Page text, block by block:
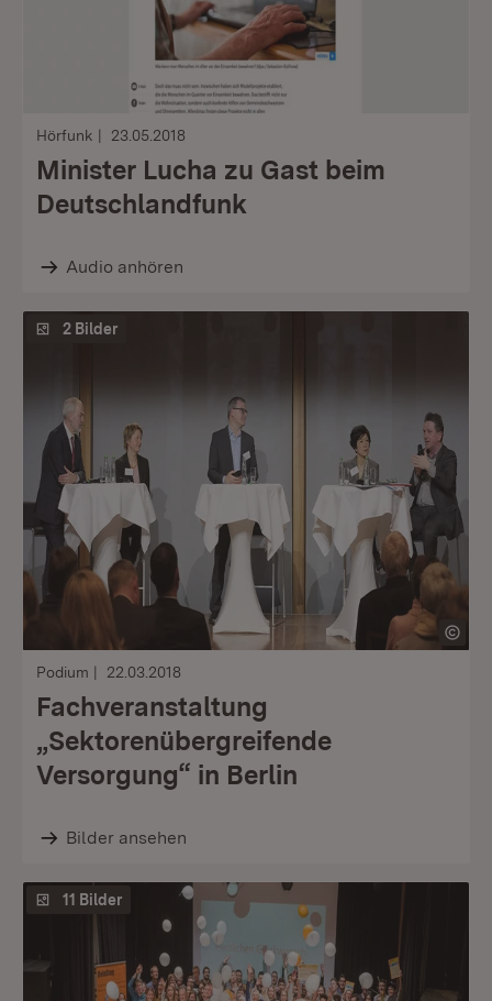
Hörfunk 23.05.2018
Minister Lucha zu Gast beim
Deutschlandfunk
Audio anhören
2 Bilder
Podium 22.03.2018
Fachveranstaltung
„Sektorenübergreifende
Versorgung“ in Berlin
Bilder ansehen
11 Bilder